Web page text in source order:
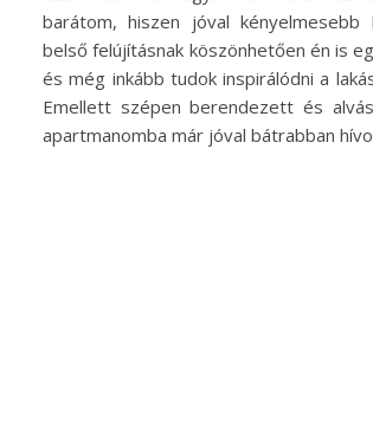
barátom, hiszen jóval kényelmesebb
belső felújításnak köszönhetően én is
és még inkább tudok inspirálódni a
Emellett szépen berendezett és
apartmanomba már jóval bátrabban